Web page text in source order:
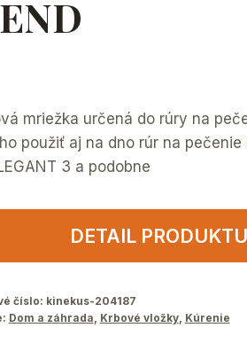
mriežka určená do rúry na
použiť aj na dno rúr na pečenie
3 a podobne
DETAIL PRODUKTU
číslo: kinekus-204187
Dom a záhrada, Krbové vložky, Kúrenie